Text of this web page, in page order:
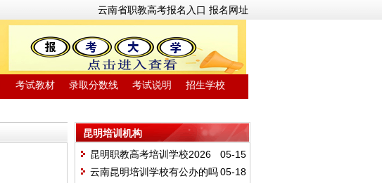
云南省职教高考报名入口 报名网址
考试教材 录取分数线 考试说明 招生学校
昆明培训机构
05-15
昆明职教高考培训学校2026
年招生简章
05-18
云南昆明培训学校有公办的吗